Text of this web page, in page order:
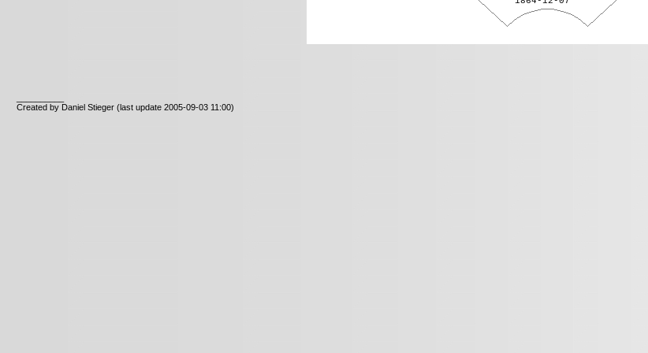
Created by Daniel Stieger(last update 2005-09-03 11:00)